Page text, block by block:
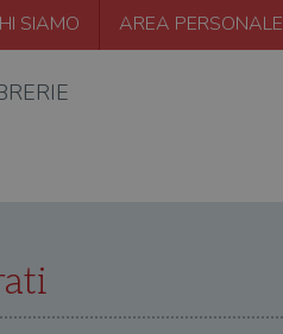
SIAMO AREA PERSONALE